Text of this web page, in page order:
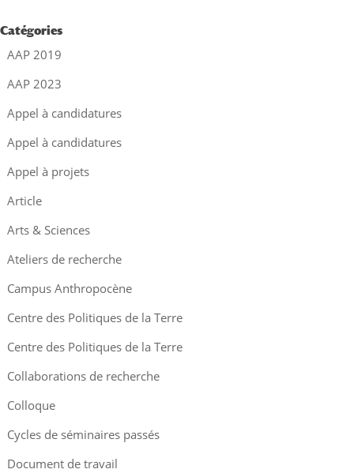
Catégories
AAP 2019
AAP 2023
Appel à candidatures
Appel à candidatures
Appel à projets
Article
Arts & Sciences
Ateliers de recherche
Campus Anthropocène
Centre des Politiques de la Terre
Centre des Politiques de la Terre
Collaborations de recherche
Colloque
Cycles de séminaires passés
Document de travail